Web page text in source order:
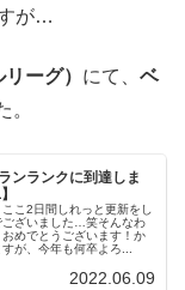
が…
ーグ） にて、 ベ
。
ンランクに到達しま
こ2日間しれっと更新をし
ございました…笑そんなわ
めでとうございます！か
が、今年も何卒よろ...
2022.06.09